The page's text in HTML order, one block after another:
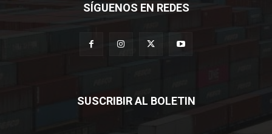
SÍGUENOS EN REDES
SUSCRIBIR AL BOLETIN